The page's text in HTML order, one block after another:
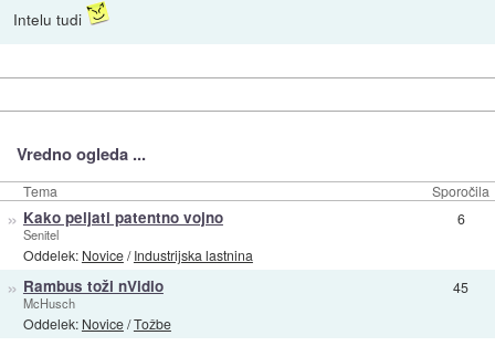
Intelu tudi
Vredno ogleda ...
Tema Sporočila
» Kako peljati patentno vojno
Senitel
Oddelek: Novice/Industrijska lastnina
6
» Rambus toži nVidio
McHusch
Oddelek: Novice/Tožbe
45